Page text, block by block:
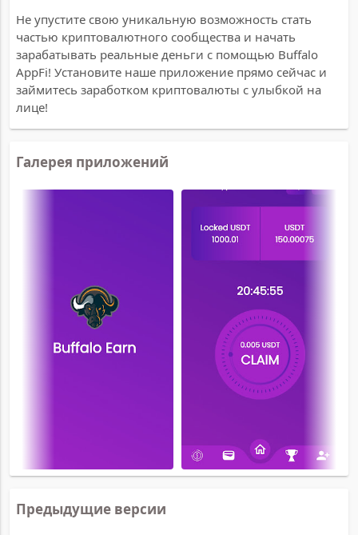
Не упустите свою уникальную возможность стать
частью криптовалютного сообщества и начать
зарабатывать реальные деньги с помощью Buffalo
AppFi! Установите наше приложение прямо сейчас и
займитесь заработком криптовалюты с улыбкой на
лице!
Галерея приложений
Предыдущие версии